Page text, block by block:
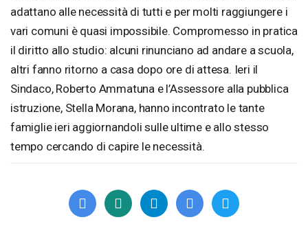
adattano alle necessità di tutti e per molti raggiungere i
vari comuni è quasi impossibile. Compromesso in pratica
il diritto allo studio: alcuni rinunciano ad andare a scuola,
altri fanno ritorno a casa dopo ore di attesa. Ieri il
Sindaco, Roberto Ammatuna e l’Assessore alla pubblica
istruzione, Stella Morana, hanno incontrato le tante
famiglie ieri aggiornandoli sulle ultime e allo stesso
tempo cercando di capire le necessità.